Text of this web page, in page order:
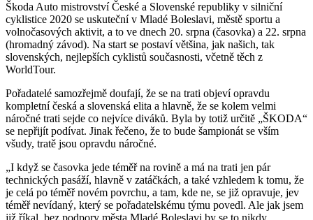
Škoda Auto mistrovství České a Slovenské republiky v silniční
cyklistice 2020 se uskuteční v Mladé Boleslavi, městě sportu a
volnočasových aktivit, a to ve dnech 20. srpna (časovka) a 22. srpna
(hromadný závod). Na start se postaví většina, jak našich, tak
slovenských, nejlepších cyklistů současnosti, včetně těch z
WorldTour.
Pořadatelé samozřejmě doufají, že se na trati objeví opravdu
kompletní česká a slovenská elita a hlavně, že se kolem velmi
náročné trati sejde co nejvíce diváků. Byla by totiž určitě „ŠKODA“
se nepřijít podívat. Jinak řečeno, že to bude šampionát se vším
všudy, tratě jsou opravdu náročné.
„I když se časovka jede téměř na rovině a má na trati jen pár
technických pasáží, hlavně v zatáčkách, a také vzhledem k tomu, že
je celá po téměř novém povrchu, a tam, kde ne, se již opravuje, jev
téměř nevídaný, který se pořadatelskému týmu povedl. Ale jak jsem